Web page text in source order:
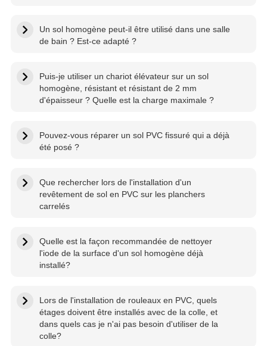
Un sol homogène peut-il être utilisé dans une salle
de bain ? Est-ce adapté ?
Puis-je utiliser un chariot élévateur sur un sol
homogène, résistant et résistant de 2 mm
d'épaisseur ? Quelle est la charge maximale ?
Pouvez-vous réparer un sol PVC fissuré qui a déjà
été posé ?
Que rechercher lors de l'installation d'un
revêtement de sol en PVC sur les planchers
carrelés
Quelle est la façon recommandée de nettoyer
l'iode de la surface d'un sol homogène déjà
installé?
Lors de l'installation de rouleaux en PVC, quels
étages doivent être installés avec de la colle, et
dans quels cas je n'ai pas besoin d'utiliser de la
colle?